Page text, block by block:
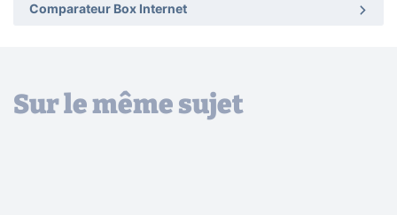
Comparateur Box Internet
Sur le même sujet